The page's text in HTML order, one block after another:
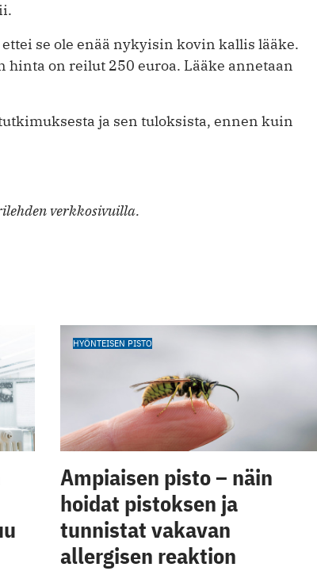
se ole enää nykyisin kovin kallis lääke.
on reilut 250 euroa. Lääke annetaan
ja sen tuloksista, ennen kuin
verkkosivuilla.
HYÖNTEISEN PISTO
Ampiaisen pisto – näin
hoidat pistoksen ja
tunnistat vakavan
allergisen reaktion